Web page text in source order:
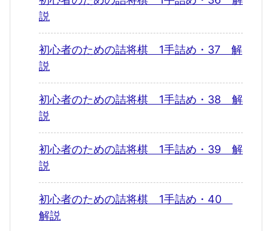
説
初心者のための詰将棋 1手詰め・37 解
説
初心者のための詰将棋 1手詰め・38 解
説
初心者のための詰将棋 1手詰め・39 解
説
初心者のための詰将棋 1手詰め・40
解説